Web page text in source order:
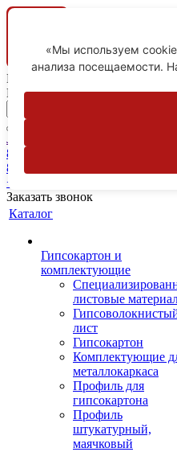
Ваш город
Пятигорск
Личный кабинет
8-800-775-59-89
8-800-775-59-89
+7 918 754-83-77
Заказать звонок
Каталог
Гипсокартон и
комплектующие
листовые
лист
Гипсокартон
Комплектующие
металлокаркаса
Профиль для
гипсокартона
Профиль
штукатурный,
маячковый
«Мы используем
анализа посещаемости.